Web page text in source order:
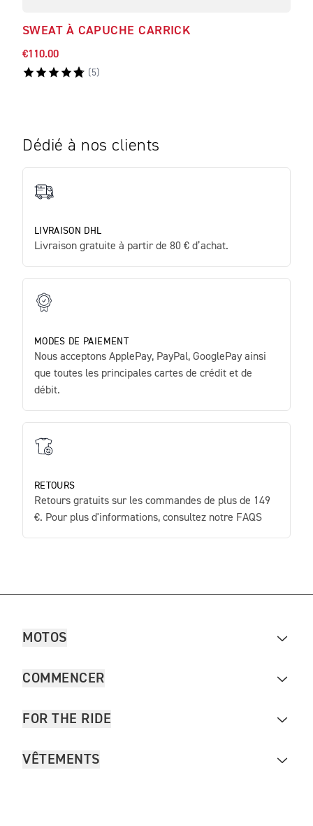
SWEAT À CAPUCHE CARRICK
€110.00
( 5)
Dédié à nos clients
LIVRAISON DHL
Livraison gratuite à partir de 80 € d’achat.
MODES DE PAIEMENT
Nous acceptons ApplePay, PayPal, GooglePay ainsi
que toutes les principales cartes de crédit et de
débit.
RETOURS
Retours gratuits sur les commandes de plus de 149
€. Pour plus d'informations, consultez notre FAQS
MOTOS
COMMENCER
FOR THE RIDE
VÊTEMENTS